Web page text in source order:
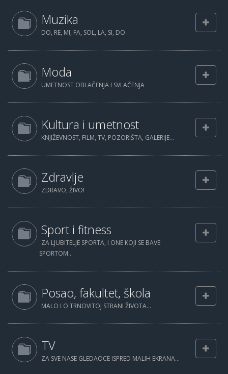
Muzika
DO, RE, MI, FA, SOL, LA, SI, DO
Moda
UMETNOST OBLAČENJA I SVLAČENJA
Kultura i umetnost
KNJIŽEVNOST, FILM, TV, POZORIŠTA, GALERIJE...
Zdravlje
ZDRAVO, ŽIVO!
Sport i fitness
ZA LJUBITELJE SPORTA, I ONE KOJI SE BAVE
SPORTOM...
Posao, fakultet, škola
MALO I O TRNOVITOJ STRANI ŽIVOTA...
TV
ZA SVE NASE GLEDAOCE ISPRED MALIH EKRANA...